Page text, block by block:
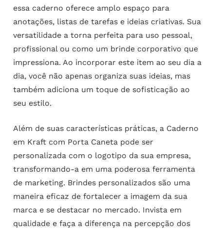
essa caderno oferece amplo espaço para
anotações, listas de tarefas e ideias criativas. Sua
versatilidade a torna perfeita para uso pessoal,
profissional ou como um brinde corporativo que
impressiona. Ao incorporar este item ao seu dia a
dia, você não apenas organiza suas ideias, mas
também adiciona um toque de sofisticação ao
seu estilo.
Além de suas características práticas, a Caderno
em Kraft com Porta Caneta pode ser
personalizada com o logotipo da sua empresa,
transformando-a em uma poderosa ferramenta
de marketing. Brindes personalizados são uma
maneira eficaz de fortalecer a imagem da sua
marca e se destacar no mercado. Invista em
qualidade e faça a diferença na percepção dos